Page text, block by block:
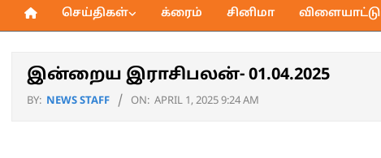
Primary
செய்திகள் க்ரைம் சினிமா விளையாட்டு
இன்றைய இராசிபலன்- 01.04.2025
BY: NEWS STAFF ON: APRIL 1, 2025 9:24 AM